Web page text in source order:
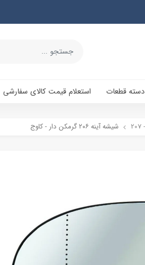
دسته قطعات استعلام قیمت کالای سفارشی
شیشه آینه ۲۰۶ گرمکن دار - کاوج